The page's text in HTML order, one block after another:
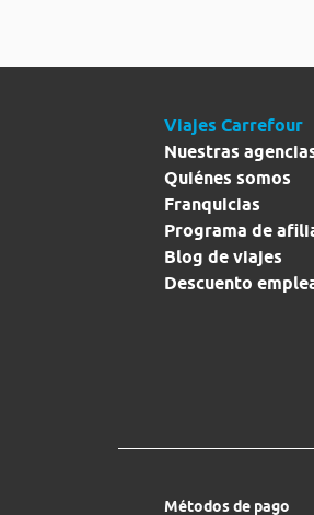
Viajes Carrefour
Nuestras
Quiénes somos
Franquicias
Programa de
Blog de viajes
Descuento
Métodos de pago